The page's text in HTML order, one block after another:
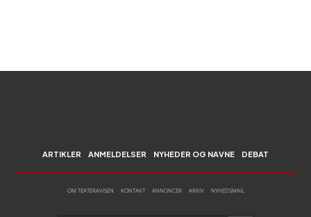
ARTIKLER ANMELDELSER NYHEDER OG NAVNE DEBAT
OM TEATERAVISEN KONTAKT ANNONCER ARKIV NYHEDSMAIL